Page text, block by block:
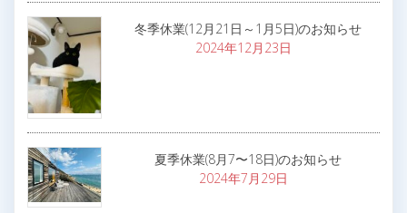
冬季休業(12月21日～1月5日)のお知らせ
2024年12月23日
夏季休業(8月7〜18日)のお知らせ
2024年7月29日